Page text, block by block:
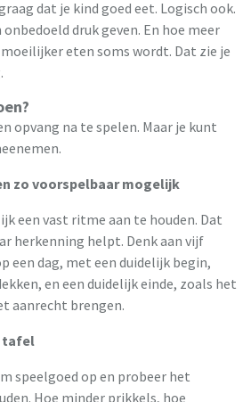
dat je kind goed eet. Logisch ook.
druk geven. En hoe meer
eten soms wordt. Dat zie je
opvang na te spelen. Maar je kunt
zo voorspelbaar mogelijk
een vast ritme aan te houden. Dat
herkenning helpt. Denk aan vijf
een dag, met een duidelijk begin,
en een duidelijk einde, zoals het
aanrecht brengen.
tafel
speelgoed op en probeer het
Hoe minder prikkels, hoe